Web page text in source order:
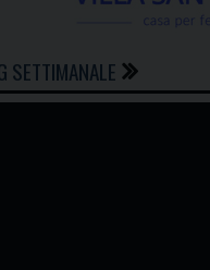
SETTIMANALE